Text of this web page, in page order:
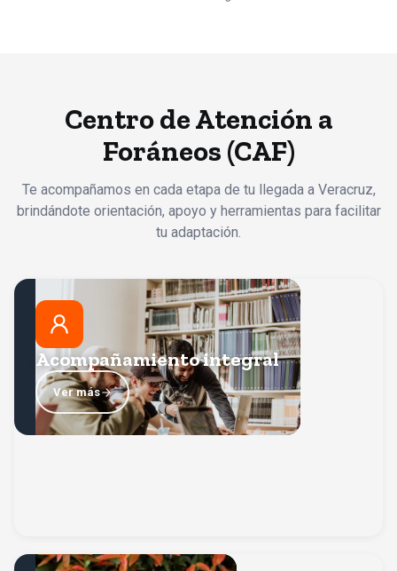
Centro de Atención a
Foráneos (CAF)
Te acompañamos en cada etapa de tu llegada a Veracruz,
brindándote orientación, apoyo y herramientas para facilitar
tu adaptación.
Acompañamiento integral
Ver más
Acompañamiento integral
Facilita tu llegada a Córdoba con apoyo en tu proceso
de adaptación, orientación sobre vivienda, transporte y
los servicios que necesitarás en tu día a día.